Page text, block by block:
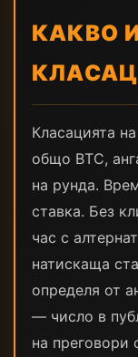
КАКВО
Класацията
общо BTC,
на рунда.
ставка. Без
час с
натискаща
определя от
— число в
на преговори